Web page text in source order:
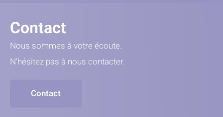
Contact
Nous sommes à votre écoute.
N'hésitez pas à nous contacter.
Contact